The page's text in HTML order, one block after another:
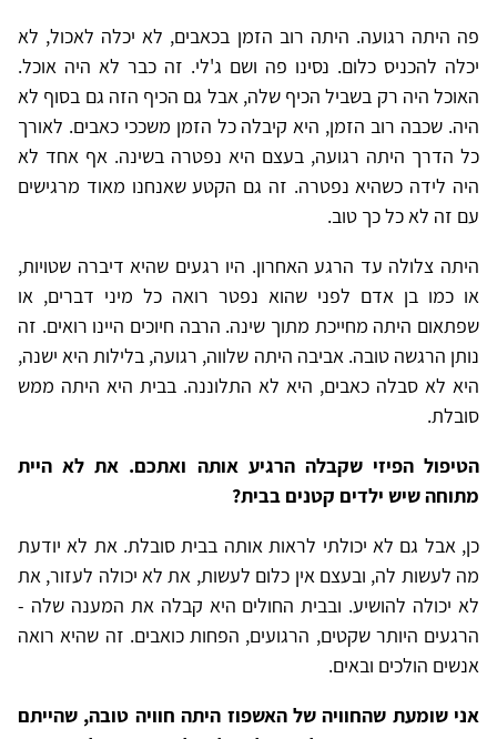
פה היתה רגועה. היתה רוב הזמן בכאבים, לא יכלה לאכול, לא
יכלה להכניס כלום. נסינו פה ושם ג'לי. זה כבר לא היה אוכל.
האוכל היה רק בשביל הכיף שלה, אבל גם הכיף הזה גם בסוף לא
היה. שכבה רוב הזמן, היא קיבלה כל הזמן משככי כאבים. לאורך
כל הדרך היתה רגועה, בעצם היא נפטרה בשינה. אף אחד לא
היה לידה כשהיא נפטרה. זה גם הקטע שאנחנו מאוד מרגישים
עם זה לא כל כך טוב.
היתה צלולה עד הרגע האחרון. היו רגעים שהיא דיברה שטויות,
או כמו בן אדם לפני שהוא נפטר רואה כל מיני דברים, או
שפתאום היתה מחייכת מתוך שינה. הרבה חיוכים היינו רואים. זה
נותן הרגשה טובה. אביבה היתה שלווה, רגועה, בלילות היא ישנה,
היא לא סבלה כאבים, היא לא התלוננה. בבית היא היתה ממש
סובלת.
הטיפול הפיזי שקבלה הרגיע אותה ואתכם. את לא היית
מתוחה שיש ילדים קטנים בבית?
כן, אבל גם לא יכולתי לראות אותה בבית סובלת. את לא יודעת
מה לעשות לה, ובעצם אין כלום לעשות, את לא יכולה לעזור, את
לא יכולה להושיע. ובבית החולים היא קבלה את המענה שלה -
הרגעים היותר שקטים, הרגועים, הפחות כואבים. זה שהיא רואה
אנשים הולכים ובאים.
אני שומעת שהחוויה של האשפוז היתה חוויה טובה, שהייתם